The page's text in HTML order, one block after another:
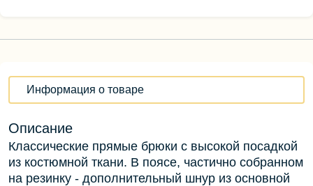
Информация о товаре
Описание
Классические прямые брюки с высокой посадкой
из костюмной ткани. В поясе, частично собранном
на резинку - дополнительный шнур из основной